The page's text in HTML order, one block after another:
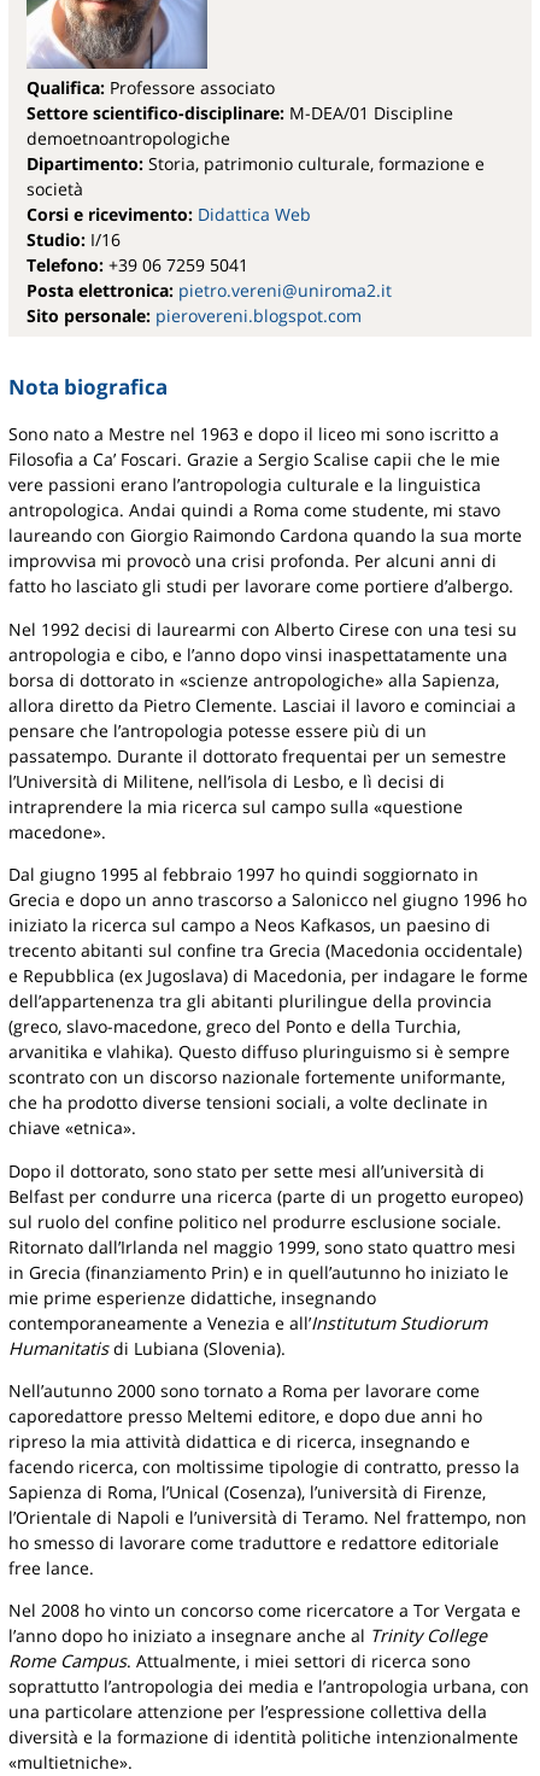
Qualifica:Professore associato
Settore scientifico-disciplinare:M-DEA/01 Discipline
demoetnoantropologiche
Dipartimento:Storia, patrimonio culturale, formazione e
società
Corsi e ricevimento: Didattica Web
Studio:I/16
Telefono:+39 06 7259 5041
Posta elettronica: pietro.vereni@uniroma2.it
Sito personale: pierovereni.blogspot.com
Nota biografica
Sono nato a Mestre nel 1963 e dopo il liceo mi sono iscritto a
Filosofia a Ca’ Foscari. Grazie a Sergio Scalise capii che le mie
vere passioni erano l’antropologia culturale e la linguistica
antropologica. Andai quindi a Roma come studente, mi stavo
laureando con Giorgio Raimondo Cardona quando la sua morte
improvvisa mi provocò una crisi profonda. Per alcuni anni di
fatto ho lasciato gli studi per lavorare come portiere d’albergo.
Nel 1992 decisi di laurearmi con Alberto Cirese con una tesi su
antropologia e cibo, e l’anno dopo vinsi inaspettatamente una
borsa di dottorato in «scienze antropologiche» alla Sapienza,
allora diretto da Pietro Clemente. Lasciai il lavoro e cominciai a
pensare che l’antropologia potesse essere più di un
passatempo. Durante il dottorato frequentai per un semestre
l’Università di Militene, nell’isola di Lesbo, e lì decisi di
intraprendere la mia ricerca sul campo sulla «questione
macedone».
Dal giugno 1995 al febbraio 1997 ho quindi soggiornato in
Grecia e dopo un anno trascorso a Salonicco nel giugno 1996 ho
iniziato la ricerca sul campo a Neos Kafkasos, un paesino di
trecento abitanti sul confine tra Grecia (Macedonia occidentale)
e Repubblica (ex Jugoslava) di Macedonia, per indagare le forme
dell’appartenenza tra gli abitanti plurilingue della provincia
(greco, slavo-macedone, greco del Ponto e della Turchia,
arvanitika e vlahika). Questo diffuso pluringuismo si è sempre
scontrato con un discorso nazionale fortemente uniformante,
che ha prodotto diverse tensioni sociali, a volte declinate in
chiave «etnica».
Dopo il dottorato, sono stato per sette mesi all’università di
Belfast per condurre una ricerca (parte di un progetto europeo)
sul ruolo del confine politico nel produrre esclusione sociale.
Ritornato dall’Irlanda nel maggio 1999, sono stato quattro mesi
in Grecia (finanziamento Prin) e in quell’autunno ho iniziato le
mie prime esperienze didattiche, insegnando
contemporaneamente a Venezia e all’Institutum Studiorum
Humanitatisdi Lubiana (Slovenia).
Nell’autunno 2000 sono tornato a Roma per lavorare come
caporedattore presso Meltemi editore, e dopo due anni ho
ripreso la mia attività didattica e di ricerca, insegnando e
facendo ricerca, con moltissime tipologie di contratto, presso la
Sapienza di Roma, l’Unical (Cosenza), l’università di Firenze,
l’Orientale di Napoli e l’università di Teramo. Nel frattempo, non
ho smesso di lavorare come traduttore e redattore editoriale
free lance.
Nel 2008 ho vinto un concorso come ricercatore a Tor Vergata e
l’anno dopo ho iniziato a insegnare anche al Trinity College
Rome Campus. Attualmente, i miei settori di ricerca sono
soprattutto l’antropologia dei media e l’antropologia urbana, con
una particolare attenzione per l’espressione collettiva della
diversità e la formazione di identità politiche intenzionalmente
«multietniche».
Giudizi sul corso di laurea 2023-2024
Avviso 2020-2021
Avviso 2021-2022
Avviso 2022-2023
Avviso 2023-2024
Avviso 2024-2025
Avviso 2025-2026
Master in Problemi e autori della filosofia del
'900
Tirocinio Formativo Attivo
Insegnamenti 2013-2014
Insegnamenti 2014-2015
Insegnamenti 2015-2016
Insegnamenti 2016-2017
Insegnamenti 2017-2018
Insegnamenti 2018-2019
Insegnamenti 2019-2020
Insegnamenti 2021-2022
Insegnamenti 2022-2023
Insegnamenti 2023-2024
Insegnamenti 2024-2025
Iniziative 2023-2024
Iniziative 2024-2025